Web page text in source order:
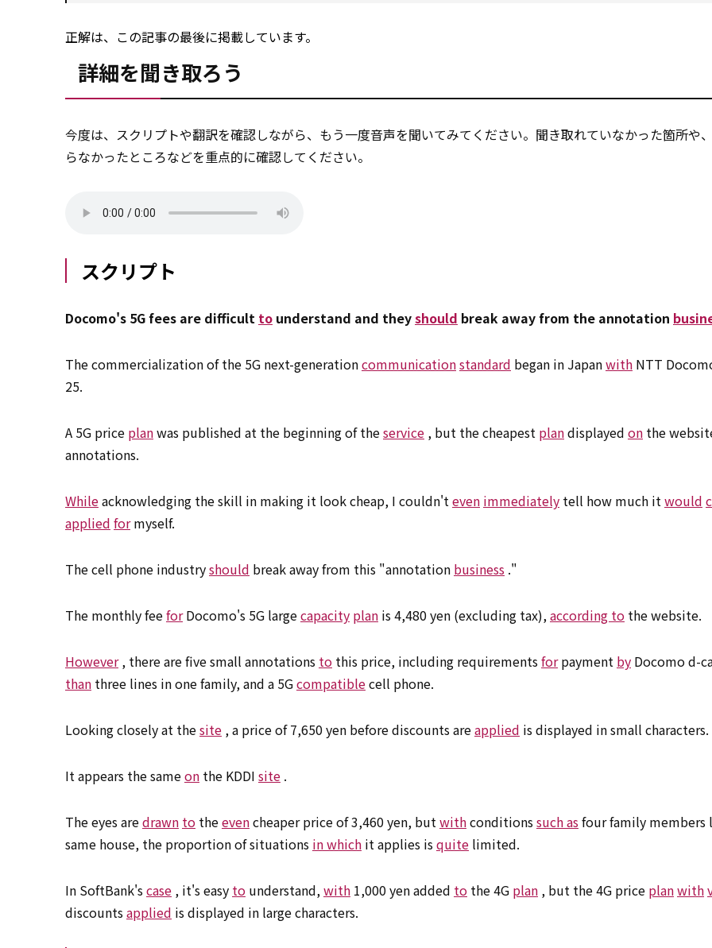
正解は、この記事の最後に掲載しています。
詳細を聞き取ろう
今度は、スクリプトや翻訳を確認しながら、もう一度音声を聞いてみてください。聞き取れていなかった箇所や、
らなかったところなどを重点的に確認してください。
スクリプト
Docomo's 5G fees are difficult to understand and theyshould break away from the annotation
The commercialization of the 5G next-generationcommunicationstandard began in Japanwith NTT
25.
A 5G price planwas published at the beginning of theservice , but the cheapest plandisplayed on the
annotations.
Whileacknowledging the skill in making it look cheap, I couldn'teven immediately tell how much itwould
applied formyself.
The cell phone industryshould break away from this "annotation business ."
The monthly feeforDocomo's 5G largecapacity plan is 4,480 yen (excluding tax),according to the website.
However, there are five small annotations to this price, including requirementsforpayment by Docomo d-
than three lines in one family, and a 5Gcompatiblecell phone.
Looking closely at thesite , a price of 7,650 yen before discounts areapplied is displayed in small characters.
It appears the sameon the KDDI site .
The eyes aredrawn to theevencheaper price of 3,460 yen, butwithconditionssuch as four family members
same house, the proportion of situations in which it applies isquite limited.
In SoftBank'scase , it's easy to understand,with 1,000 yen added to the 4G plan , but the 4G price planwith
discountsapplied is displayed in large characters.